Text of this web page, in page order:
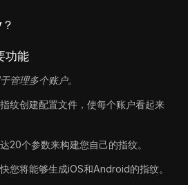
功能
管理多个账户。
纹创建配置文件，使每个账户看起来
20个参数来构建您自己的指纹。
您将能够生成iOS和Android的指纹。